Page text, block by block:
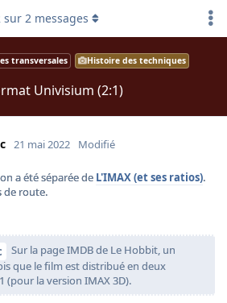
transversales Histoire des techniques
Univisium (2:1)
sur 2 messages
21 mai 2022 Modifié
a été séparée de L'IMAX (et ses ratios).
de route.
Sur la page IMDB de Le Hobbit, un
que le film est distribué en deux
(pour la version IMAX 3D).